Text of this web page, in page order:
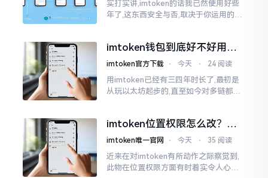
实打实讲,imtoken的话我已然使用好些
年了,这东西安全与否,取决于你运用的方
睹过非常多的人
imtoken钱包到底好不好用？
老玩家说说真实体验
imtoken官方下载 ⋅ 今天 ⋅ 24 阅读
用imtoken已经有三四年时长了,最初是
从玩以太坊起步的,直至如今对多链都有
imtoken位置权限怎么改？手
把手教你搞定
imtoken唯一官网 ⋅ 今天 ⋅ 35 阅读
近来在对imtoken有所动作之际察觉到,
此物在位置权限方面有时着实令人心生